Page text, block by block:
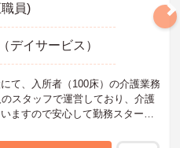
員)
デイサービス）
て、入所者（100床）の介護業務
スタッフで運営しており、介護
ますので安心して勤務スタート
医療介護のお仕事までお問い合